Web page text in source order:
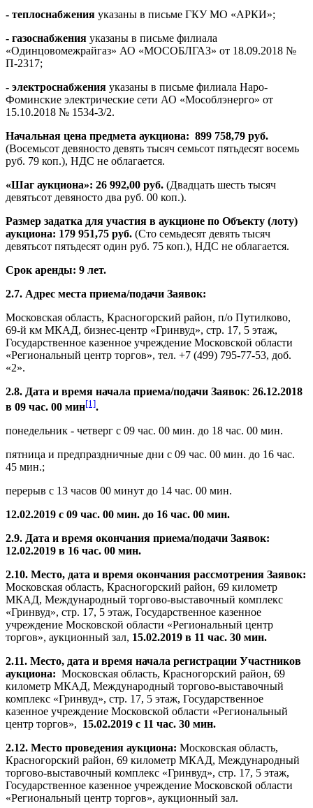
- теплоснабжения указаны в письме ГКУ МО «АРКИ»;
- газоснабжения указаны в письме филиала
«Одинцовомежрайгаз» АО «МОСОБЛГАЗ» от 18.09.2018 №
П-2317;
- электроснабжения указаны в письме филиала Наро-
Фоминские электрические сети АО «Мособлэнерго» от
15.10.2018 № 1534-3/2.
Начальная цена предмета аукциона: 899 758,79 руб.
(Восемьсот девяносто девять тысяч семьсот пятьдесят восемь
руб. 79 коп.), НДС не облагается.
«Шаг аукциона»: 26 992,00 руб. (Двадцать шесть тысяч
девятьсот девяносто два руб. 00 коп.).
Размер задатка для участия в аукционе по Объекту (лоту)
аукциона: 179 951,75 руб. (Сто семьдесят девять тысяч
девятьсот пятьдесят один руб. 75 коп.), НДС не облагается.
Срок аренды: 9 лет.
2.7. Адрес места приема/подачи Заявок:
Московская область, Красногорский район, п/о Путилково,
69-й км МКАД, бизнес-центр «Гринвуд», стр. 17, 5 этаж,
Государственное казенное учреждение Московской области
«Региональный центр торгов», тел. +7 (499) 795-77-53, доб.
«2».
2.8. Дата и время начала приема/подачи Заявок: 26.12.2018
в 09 час. 00 мин[1].
понедельник - четверг с 09 час. 00 мин. до 18 час. 00 мин.
пятница и предпраздничные дни с 09 час. 00 мин. до 16 час.
45 мин.;
перерыв с 13 часов 00 минут до 14 час. 00 мин.
12.02.2019 с 09 час. 00 мин. до 16 час. 00 мин.
2.9. Дата и время окончания приема/подачи Заявок:
12.02.2019 в 16 час. 00 мин.
2.10. Место, дата и время окончания рассмотрения Заявок:
Московская область, Красногорский район, 69 километр
МКАД, Международный торгово-выставочный комплекс
«Гринвуд», стр. 17, 5 этаж, Государственное казенное
учреждение Московской области «Региональный центр
торгов», аукционный зал, 15.02.2019 в 11 час. 30 мин.
2.11. Место, дата и время начала регистрации Участников
аукциона: Московская область, Красногорский район, 69
километр МКАД, Международный торгово-выставочный
комплекс «Гринвуд», стр. 17, 5 этаж, Государственное
казенное учреждение Московской области «Региональный
центр торгов», 15.02.2019 с 11 час. 30 мин.
2.12. Место проведения аукциона: Московская область,
Красногорский район, 69 километр МКАД, Международный
торгово-выставочный комплекс «Гринвуд», стр. 17, 5 этаж,
Государственное казенное учреждение Московской области
«Региональный центр торгов», аукционный зал.